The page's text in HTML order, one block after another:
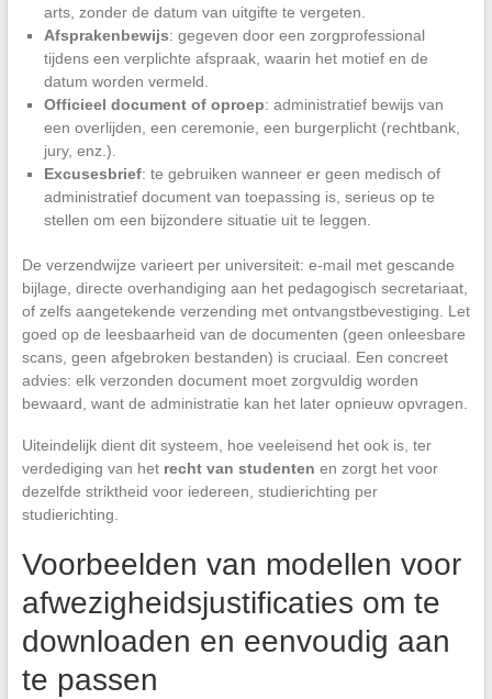
arts, zonder de datum van uitgifte te vergeten.
Afsprakenbewijs: gegeven door een zorgprofessional
tijdens een verplichte afspraak, waarin het motief en de
datum worden vermeld.
Officieel document of oproep: administratief bewijs van
een overlijden, een ceremonie, een burgerplicht (rechtbank,
jury, enz.).
Excusesbrief: te gebruiken wanneer er geen medisch of
administratief document van toepassing is, serieus op te
stellen om een bijzondere situatie uit te leggen.
De verzendwijze varieert per universiteit: e-mail met gescande
bijlage, directe overhandiging aan het pedagogisch secretariaat,
of zelfs aangetekende verzending met ontvangstbevestiging. Let
goed op de leesbaarheid van de documenten (geen onleesbare
scans, geen afgebroken bestanden) is cruciaal. Een concreet
advies: elk verzonden document moet zorgvuldig worden
bewaard, want de administratie kan het later opnieuw opvragen.
Uiteindelijk dient dit systeem, hoe veeleisend het ook is, ter
verdediging van het recht van studenten en zorgt het voor
dezelfde striktheid voor iedereen, studierichting per
studierichting.
Voorbeelden van modellen voor
afwezigheidsjustificaties om te
downloaden en eenvoudig aan
te passen